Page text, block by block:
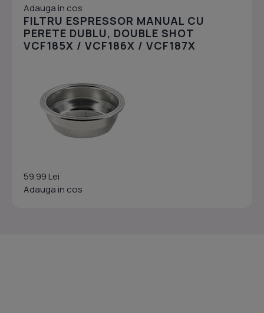
Adauga in cos
FILTRU ESPRESSOR MANUAL CU
PERETE DUBLU, DOUBLE SHOT
VCF185X / VCF186X / VCF187X
59.99 Lei
Adauga in cos